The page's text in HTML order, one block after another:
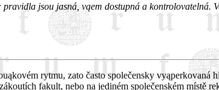
jsou jasná, vąem dostupná a kontrolovatelná.
rytmu, zato často společensky
fakult, nebo na jediném společenském